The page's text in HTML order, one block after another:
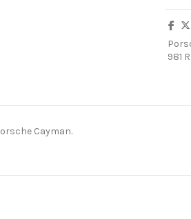
981 R
Cayman.